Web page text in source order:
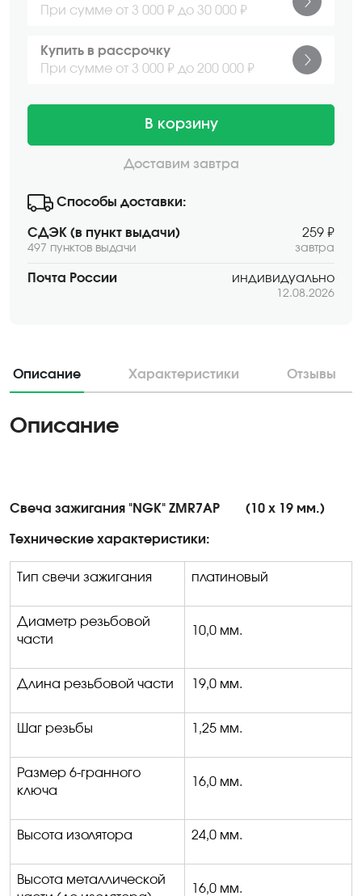
При сумме от 3 000 ₽ до 30 000 ₽
Купить в рассрочку
При сумме от 3 000 ₽ до 200 000 ₽
В корзину
Доставим завтра
Способы доставки:
СДЭК (в пункт выдачи)
497 пунктов выдачи
259 ₽
завтра
Почта России индивидуально
12.08.2026
Описание Характеристики Отзывы
Описание
Свеча зажигания "NGK" ZMR7AP (10 х 19 мм.)
Технические характеристики:
Тип свечи зажигания платиновый
Диаметр резьбовой
части
10,0 мм.
Длина резьбовой части 19,0 мм.
Шаг резьбы 1,25 мм.
Размер 6-гранного
ключа
16,0 мм.
Высота изолятора 24,0 мм.
Высота металлической
16,0 мм.